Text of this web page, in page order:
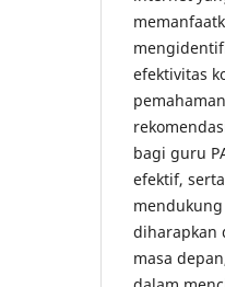
efektivitas
bagi guru
efektif,
diharapkan
masa